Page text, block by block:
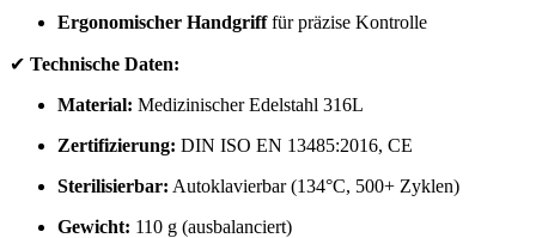
Ergonomischer Handgrifffür präzise Kontrolle
✔ Technische Daten:
Material: Medizinischer Edelstahl 316L
Zertifizierung: DIN ISO EN 13485:2016, CE
Sterilisierbar: Autoklavierbar (134°C, 500+ Zyklen)
Gewicht: 110 g (ausbalanciert)